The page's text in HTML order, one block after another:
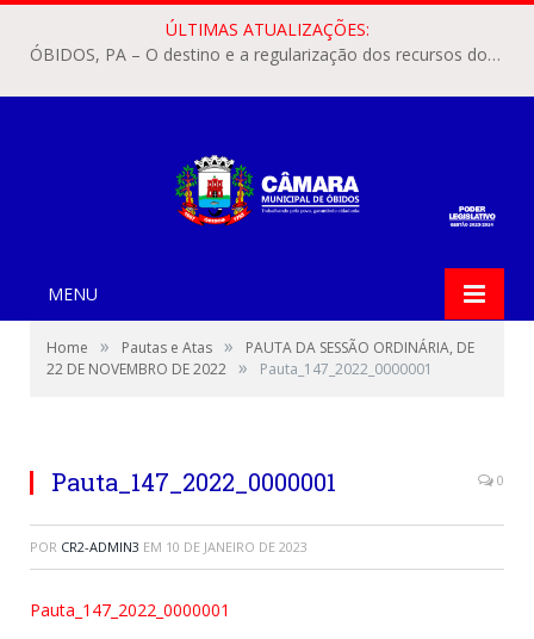
ÚLTIMAS ATUALIZAÇÕES:
ÓBIDOS, PA – O destino e a regularização dos recursos dos Precatórios do FUNDEF (Fundo de Manutenção e Desenvolvimento do Ensino Fundamental e de Valorização do Magistério) voltaram a pautar as discussões na Câmara Municipal de Óbidos.
MENU
Home » Pautas e Atas »
PAUTA DA SESSÃO ORDINÁRIA, DE
22 DE NOVEMBRO DE 2022 » Pauta_147_2022_0000001
Pauta_147_2022_0000001 0
POR CR2-ADMIN3 EM 10 DE JANEIRO DE 2023
Pauta_147_2022_0000001